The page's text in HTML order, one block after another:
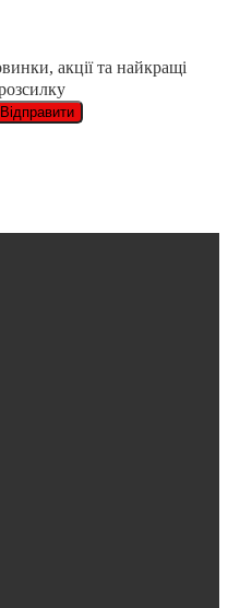
акції та найкращі
Відправити